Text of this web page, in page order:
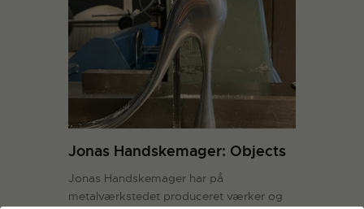
Jonas Handskemager: Objects
Jonas Handskemager har på
metalværkstedet produceret værker og